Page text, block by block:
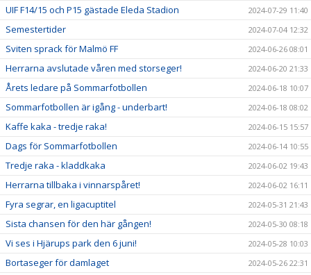
UIF F14/15 och P15 gästade Eleda Stadion 2024-07-29 11:40
Semestertider 2024-07-04 12:32
Sviten sprack för Malmö FF 2024-06-26 08:01
Herrarna avslutade våren med storseger! 2024-06-20 21:33
Årets ledare på Sommarfotbollen 2024-06-18 10:07
Sommarfotbollen är igång - underbart! 2024-06-18 08:02
Kaffe kaka - tredje raka! 2024-06-15 15:57
Dags för Sommarfotbollen 2024-06-14 10:55
Tredje raka - kladdkaka 2024-06-02 19:43
Herrarna tillbaka i vinnarspåret! 2024-06-02 16:11
Fyra segrar, en ligacuptitel 2024-05-31 21:43
Sista chansen för den här gången! 2024-05-30 08:18
Vi ses i Hjärups park den 6 juni! 2024-05-28 10:03
Bortaseger för damlaget 2024-05-26 22:31